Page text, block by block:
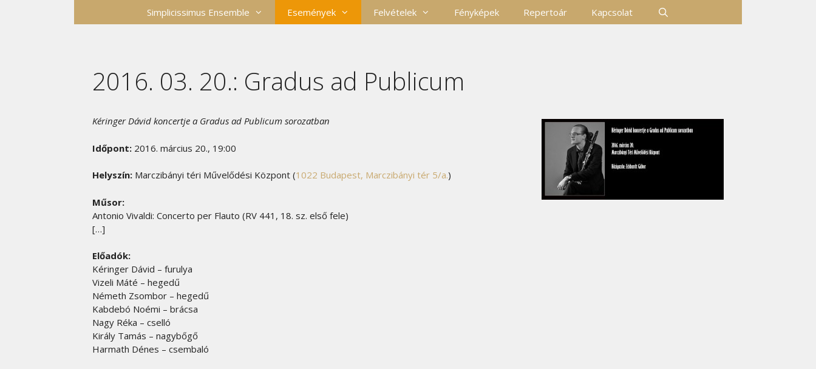
Simplicissimus Ensemble Események Felvételek Fényképek Repertoár Kapcsolat
2016. 03. 20.: Gradus ad Publicum
Kéringer Dávid koncertje a Gradus ad Publicum sorozatban
Időpont: 2016. március 20., 19:00
Helyszín: Marczibányi téri Művelődési Központ (1022 Budapest, Marczibányi tér 5/a.)
Műsor:
Antonio Vivaldi: Concerto per Flauto (RV 441, 18. sz. első fele)
[…]
Előadók:
Kéringer Dávid – furulya
Vizeli Máté – hegedű
Németh Zsombor – hegedű
Kabdebó Noémi – brácsa
Nagy Réka – cselló
Király Tamás – nagybőgő
Harmath Dénes – csembaló